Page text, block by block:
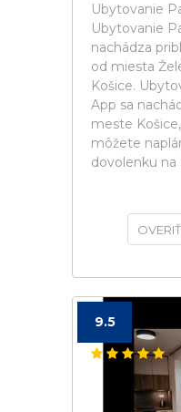
Ubytovanie
Ubytovanie
nachádza
od miesta
Košice.
App sa
meste
môžete
dovolenku na
9.5